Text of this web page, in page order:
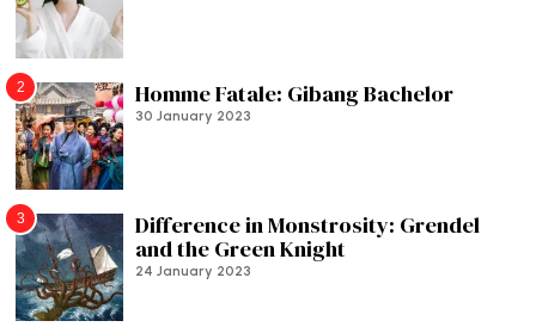
2 Homme Fatale: Gibang Bachelor
30 January 2023
3
Difference in Monstrosity: Grendel
and the Green Knight
24 January 2023